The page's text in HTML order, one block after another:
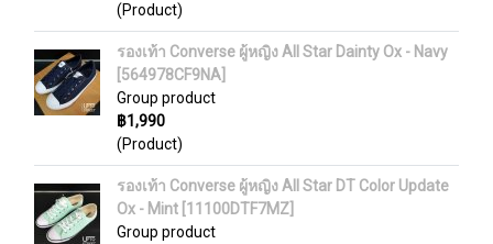
(Product)
รองเท้า Converse ผู้หญิง All Star Dainty Ox - Navy
[564978CF9NA]
Group product
฿1,990
(Product)
รองเท้า Converse ผู้หญิง All Star DT Color Update
Ox - Mint [11100DTF7MZ]
Group product